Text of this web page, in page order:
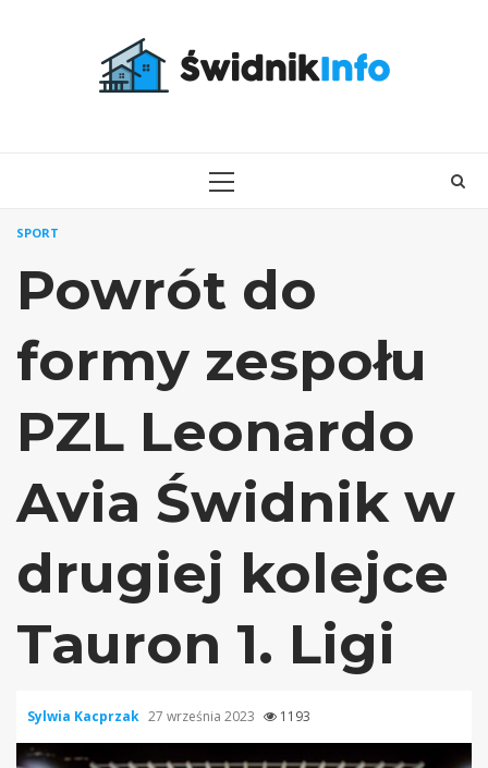
PRIMARY
SPORT
Powrót do
formy zespołu
PZL Leonardo
Avia Świdnik w
drugiej kolejce
Tauron 1. Ligi
Sylwia Kacprzak 27 września 2023 1193